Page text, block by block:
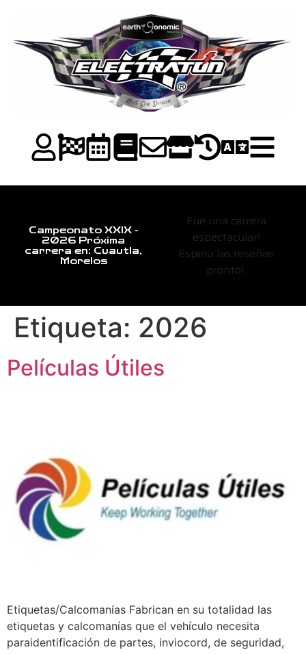
Campeonato XXIX -
2026 Próxima
carrera en: Cuautla,
Morelos
Fue una carrera
espectacular!
Espera las reseñas
pronto!.
Etiqueta: 2026
Películas Útiles
Etiquetas/Calcomanías Fabrican en su totalidad las
etiquetas y calcomanías que el vehículo necesita
paraidentificación de partes, inviocord, de seguridad,